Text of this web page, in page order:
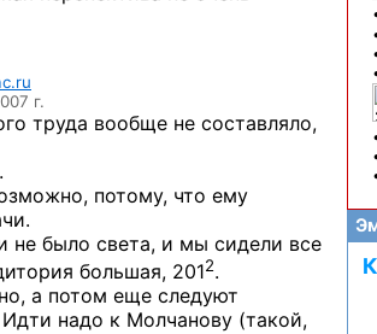
г.
труда вообще не составляло,
потому, что ему
не было света, и мы сидели все
большая, 2012.
а потом еще следуют
надо к Молчанову (такой,